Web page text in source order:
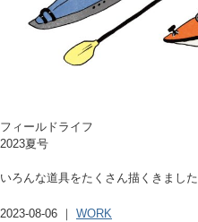
フィールドライフ
2023夏号
いろんな道具をたくさん描くきました
2023-08-06 ｜ WORK